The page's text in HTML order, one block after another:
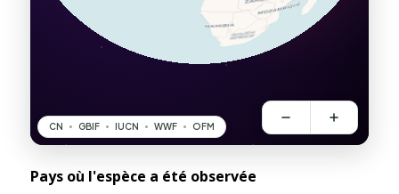
Pays où l'espèce a été observée